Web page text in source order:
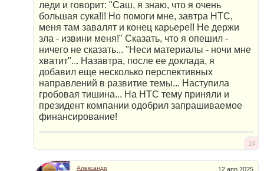
леди и говорит: "Саш, я знаю, что я очень
большая сука!!! Но помоги мне, завтра НТС,
меня там завалят и конец карьере!! Не держи
зла - извини меня!" Сказать, что я опешил -
ничего не сказать... "Неси материалы - ночи мне
хватит"... Назавтра, после ее доклада, я
добавил еще несколько перспективных
направлений в развитие темы... Наступила
гробовая тишина... На НТС тему приняли и
президент компании одобрил запрашиваемое
финансирование!
14
12 апр 2025
Александр